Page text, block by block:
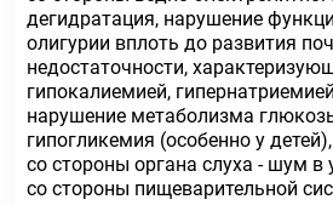
дегидратация, нарушение
олигурии вплоть до развития
недостаточности,
гипокалиемией,
нарушение метаболизма
гипогликемия (особенно у
со стороны органа слуха - шум в
со стороны пищеварительной